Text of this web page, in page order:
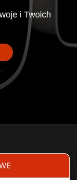
i Twoich